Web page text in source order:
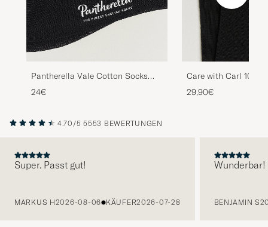
Pantherella Vale Cotton Socks
Black
24€
Care with Carl 10-
Cotton Socks BLACK
29,90€
4.70/5 5553 BEWERTUNGEN
Super. Passt gut!
MARKUS H2026-08-06 KÄUFER2026-07-28
Wunderbar!
BENJAMIN S